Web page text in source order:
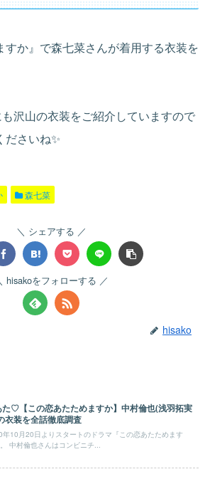
すか』で森七菜さんが着用する衣装を
沢山の衣装をご紹介していますので
ださいね✨
森七菜
シェアする
hisakoをフォローする
hisako
た♡【この恋あたためますか】中村倫也(浅羽拓実
衣装を全話徹底調査
10月20日よりスタートのドラマ『この恋あたためます
中村倫也さんはコンビニチ...